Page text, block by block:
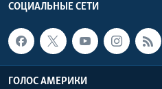
СОЦИАЛЬНЫЕ СЕТИ
ГОЛОС АМЕРИКИ